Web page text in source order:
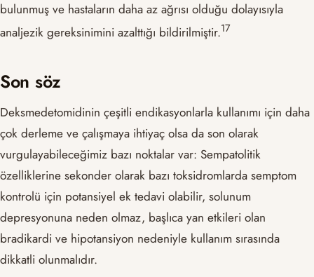
bulunmuş ve hastaların daha az ağrısı olduğu dolayısıyla
analjezik gereksinimini azalttığı bildirilmiştir.​17​
Son söz
Deksmedetomidinin çeşitli endikasyonlarla kullanımı için daha
çok derleme ve çalışmaya ihtiyaç olsa da son olarak
vurgulayabileceğimiz bazı noktalar var: Sempatolitik
özelliklerine sekonder olarak bazı toksidromlarda semptom
kontrolü için potansiyel ek tedavi olabilir, solunum
depresyonuna neden olmaz, başlıca yan etkileri olan
bradikardi ve hipotansiyon nedeniyle kullanım sırasında
dikkatli olunmalıdır.